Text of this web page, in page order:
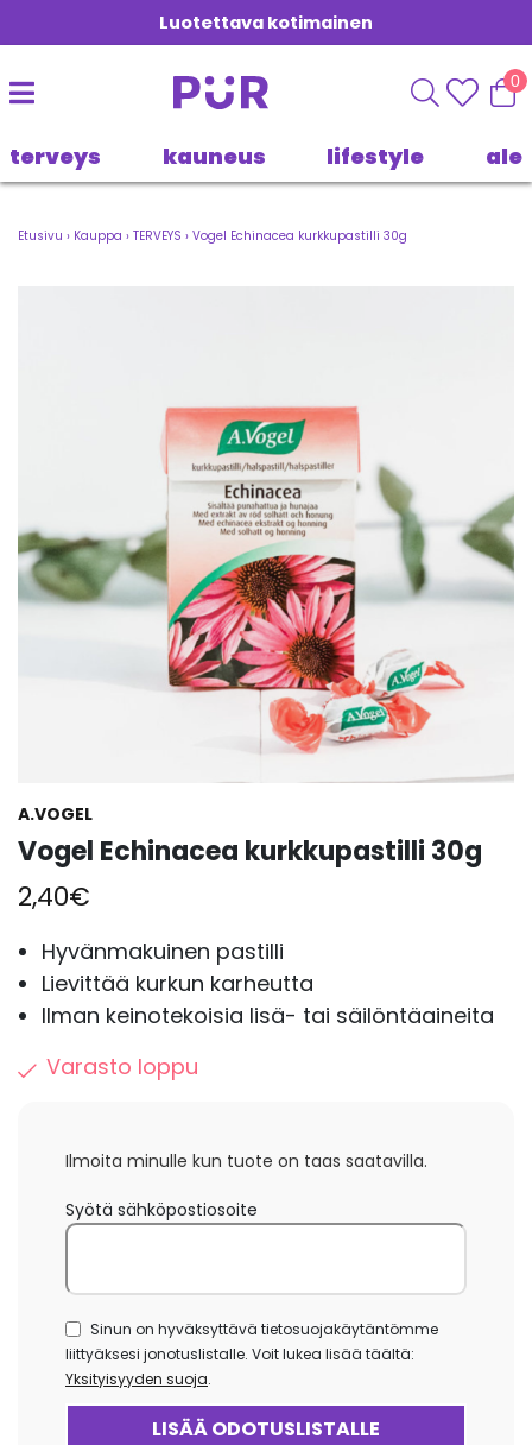
Luotettava kotimainen
0
terveys kauneus lifestyle ale
Etusivu › Kauppa › TERVEYS › Vogel Echinacea kurkkupastilli 30g
A.VOGEL
Vogel Echinacea kurkkupastilli 30g
2,40€
Hyvänmakuinen pastilli
Lievittää kurkun karheutta
Ilman keinotekoisia lisä- tai säilöntäaineita
Varasto loppu
Ilmoita minulle kun tuote on taas saatavilla.
Syötä sähköpostiosoite
Sinun on hyväksyttävä tietosuojakäytäntömme
liittyäksesi jonotuslistalle. Voit lukea lisää täältä:
Yksityisyyden suoja.